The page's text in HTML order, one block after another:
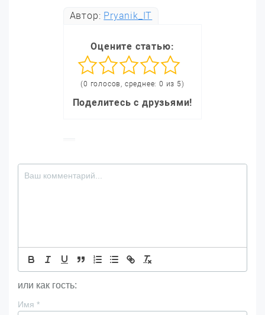
Автор: Pryanik_IT
Оцените статью:
(0 голосов, среднее: 0 из 5)
Поделитесь с друзьями!
или как гость:
Имя *